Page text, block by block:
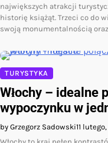
największych atrakcji
historię książąt. Trzeci co do
swoją monumentalnością
TURYSTYKA
Włochy – idealne
wypoczynku w
by Grzegorz Sadowski11